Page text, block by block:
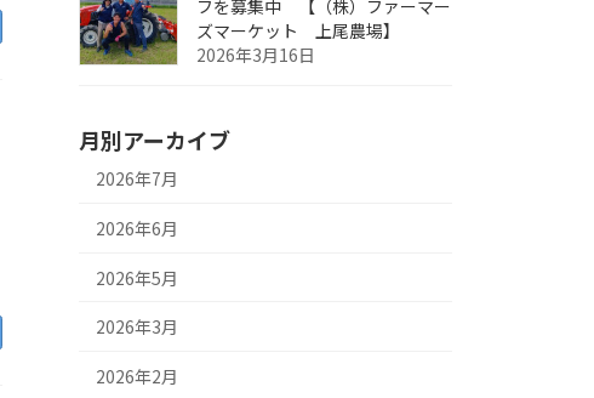
フを募集中 【（株）ファーマー
ズマーケット 上尾農場】
2026年3月16日
月別アーカイブ
2026年7月
2026年6月
2026年5月
2026年3月
2026年2月